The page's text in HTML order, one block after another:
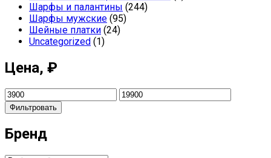
Шарфы и палантины (244)
Шарфы мужские (95)
Шейные платки (24)
Uncategorized (1)
Цена, ₽
Фильтровать
Бренд